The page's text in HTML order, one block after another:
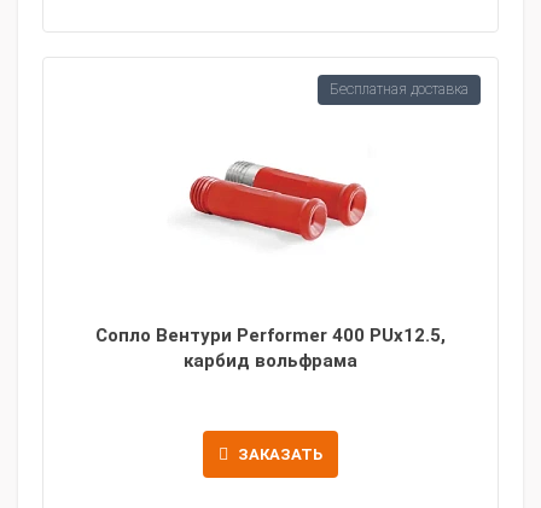
Сопло Вентури Performer 400 PUx12.5,
карбид вольфрама
ЗАКАЗАТЬ
Бесплатная доставка